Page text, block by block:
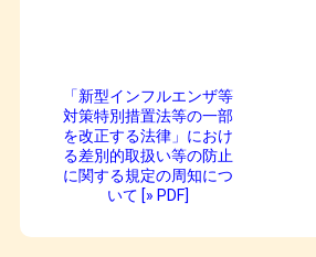
「新型インフルエンザ等
対策特別措置法等の一部
を改正する法律」におけ
る差別的取扱い等の防止
に関する規定の周知につ
いて [» PDF]